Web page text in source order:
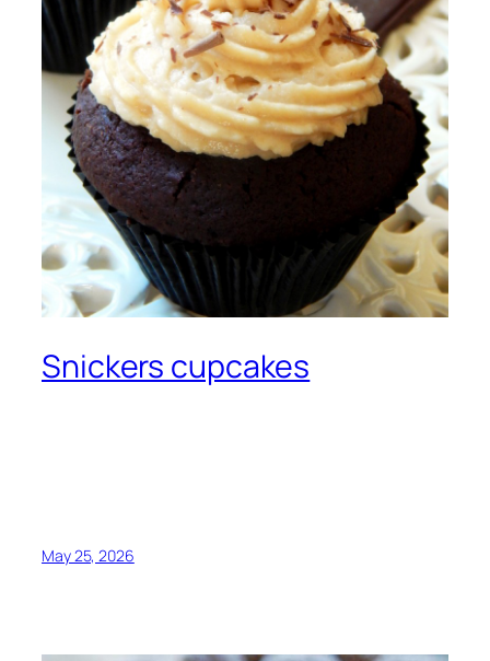
Snickers cupcakes
May 25, 2026